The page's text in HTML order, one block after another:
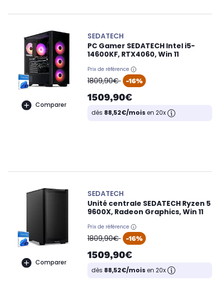
Comparer
SEDATECH
PC Gamer SEDATECH Intel i5-
14600KF, RTX4060, Win 11
Prix de référence
oldPrice
1809,90€ -16%
1509,90€
dès 88,52€/moisen 20x
Comparer
SEDATECH
Unité centrale SEDATECH Ryzen 5
9600X, Radeon Graphics, Win 11
Prix de référence
oldPrice
1809,90€ -16%
1509,90€
dès 88,52€/moisen 20x